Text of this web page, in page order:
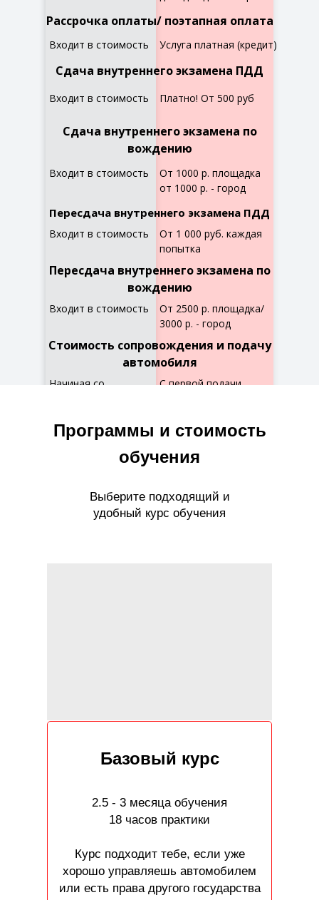
Входит в стоимость
Сдача внутреннего экзамена ПДД
Рассрочка оплаты/ поэтапная оплата
Услуга платная (кредит)
Платно! От 500 руб
Сдача внутреннего экзамена по
вождению
От 2500 р. площадка/
3000 р. - город
Входит в стоимость
Пересдача внутреннего экзамена ПДД
От 1 000 руб. каждая
попытка
Пересдача внутреннего экзамена по
вождению
Входит в стоимость
От 1000 р. площадка
от 1000 р. - город
Стоимость сопровождения и подачу
автомобиля
С первой подачи
Входит в стоимость
Входит в стоимость
Начиная со
1000 р. АКПП
Базовый курс
2.5 - 3 месяца обучения
18 часов практики
Курс подходит тебе, если уже
хорошо управляешь автомобилем
или есть права другого государства
Программы и стоимость
обучения
Выберите подходящий и
удобный курс обучения